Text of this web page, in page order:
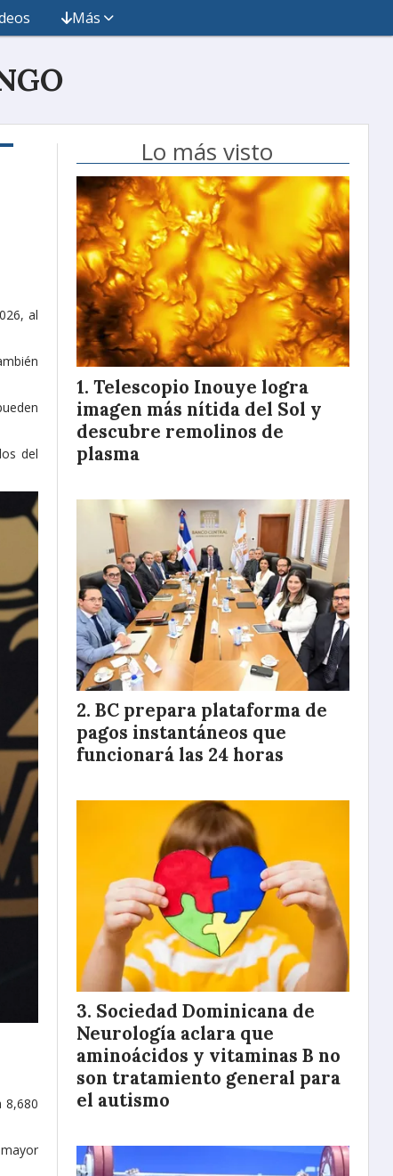
Más
al
del
8,680
Lo más visto
Telescopio Inouye logra
imagen más nítida del Sol y
descubre remolinos de
plasma
BC prepara plataforma de
pagos instantáneos que
funcionará las 24 horas
Sociedad Dominicana de
Neurología aclara que
aminoácidos y vitaminas B no
son tratamiento general para
el autismo